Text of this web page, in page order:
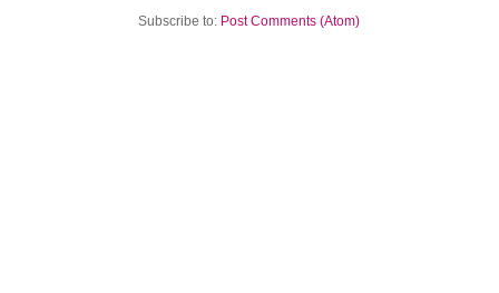
Subscribe to: Post Comments (Atom)